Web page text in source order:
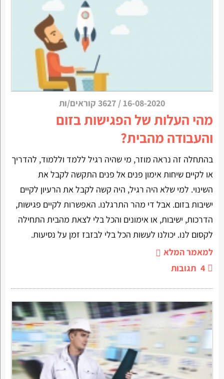
16-08-2020
/ 3627 קוראים/ות
מהי העלות של הפגישות בזום
והעבודה מהבית?
בהתחלה זה נראה מוזר, מי שהיה רגיל ללמד וללמוד, להדריך
או לקיים שיחות אימון פנים אל פנים התקשה לקבל את
השינוי. למי שלא היה רגיל, היה קשה לקבל את הרעיון לקיים
ישיבות בזום. אבל די מהר התרגלנו. האפשרות לקיים פגישות,
הדרכות, ישיבות, או אימונים והכל בלי לצאת מהבית התחילה
לקסום לנו. יכולנו לעשות הכל בלי לבזבז זמן על נסיעות.
למאמר המלא
4 תגובות